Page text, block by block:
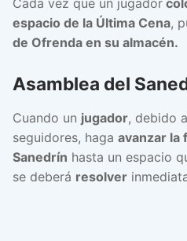
espacio de la Última Cena,
de Ofrenda en su almacén.
Asamblea del
Cuando un jugador, debido
seguidores, haga avanzar la
Sanedrín hasta un espacio
se deberá resolver